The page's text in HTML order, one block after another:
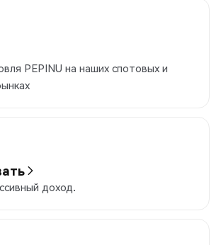
PEPINU на наших спотовых и
доход.